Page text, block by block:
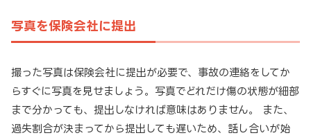
写真を保険会社に提出
撮った写真は保険会社に提出が必要で、事故の連絡をしてか
らすぐに写真を見せましょう。写真でどれだけ傷の状態が細部
まで分かっても、提出しなければ意味はありません。 また、
過失割合が決まってから提出しても遅いため、話し合いが始